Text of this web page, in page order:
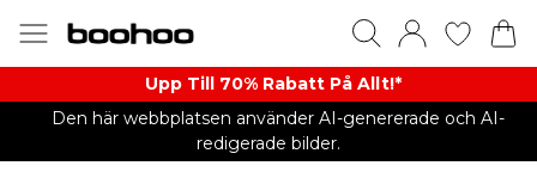
Upp Till 70% Rabatt På Allt!*
Den här webbplatsen använder AI-genererade och AI-
redigerade bilder.